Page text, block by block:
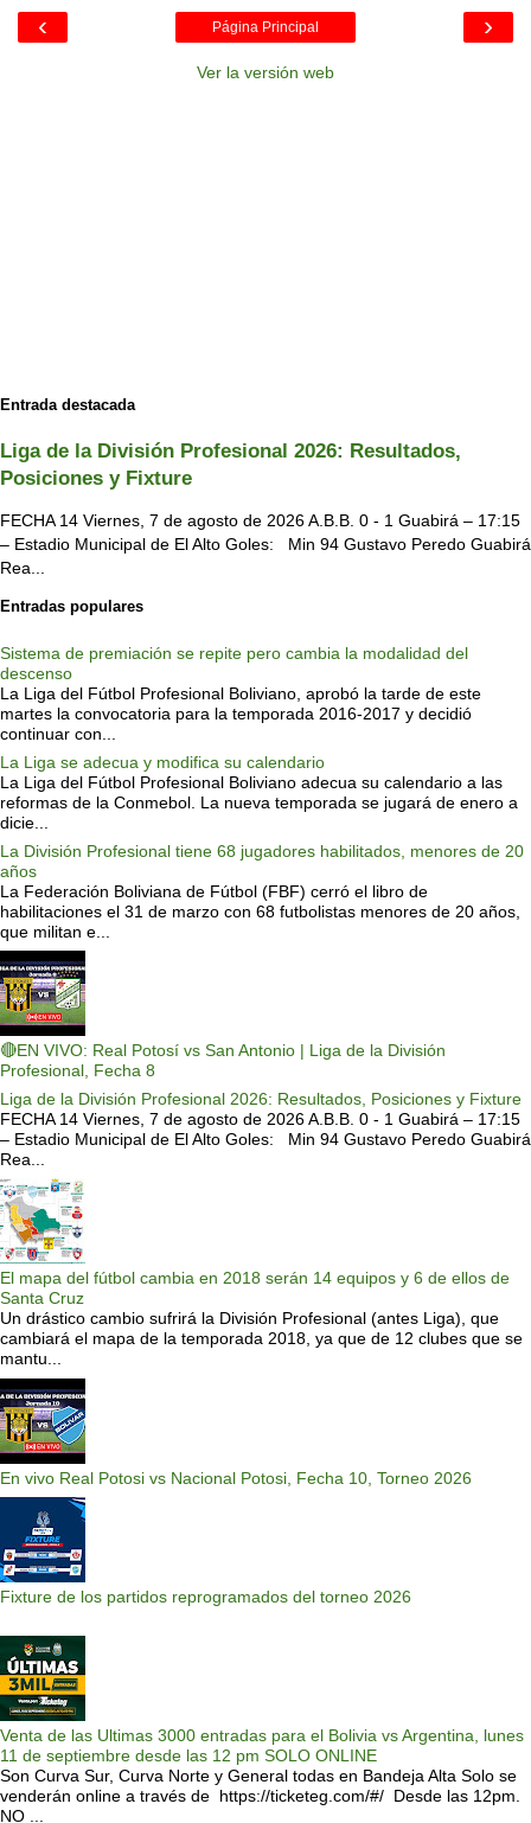
‹ ›
Página Principal
Ver la versión web
Entrada destacada
Liga de la División Profesional 2026: Resultados,
Posiciones y Fixture
FECHA 14 Viernes, 7 de agosto de 2026 A.B.B. 0 - 1 Guabirá – 17:15
– Estadio Municipal de El Alto Goles: Min 94 Gustavo Peredo Guabirá
Rea...
Entradas populares
Sistema de premiación se repite pero cambia la modalidad del
descenso
La Liga del Fútbol Profesional Boliviano, aprobó la tarde de este
martes la convocatoria para la temporada 2016-2017 y decidió
continuar con...
La Liga se adecua y modifica su calendario
La Liga del Fútbol Profesional Boliviano adecua su calendario a las
reformas de la Conmebol. La nueva temporada se jugará de enero a
dicie...
La División Profesional tiene 68 jugadores habilitados, menores de 20
años
La Federación Boliviana de Fútbol (FBF) cerró el libro de
habilitaciones el 31 de marzo con 68 futbolistas menores de 20 años,
que militan e...
🔴EN VIVO: Real Potosí vs San Antonio | Liga de la División
Profesional, Fecha 8
Liga de la División Profesional 2026: Resultados, Posiciones y Fixture
FECHA 14 Viernes, 7 de agosto de 2026 A.B.B. 0 - 1 Guabirá – 17:15
– Estadio Municipal de El Alto Goles: Min 94 Gustavo Peredo Guabirá
Rea...
El mapa del fútbol cambia en 2018 serán 14 equipos y 6 de ellos de
Santa Cruz
Un drástico cambio sufrirá la División Profesional (antes Liga), que
cambiará el mapa de la temporada 2018, ya que de 12 clubes que se
mantu...
En vivo Real Potosi vs Nacional Potosi, Fecha 10, Torneo 2026
Fixture de los partidos reprogramados del torneo 2026
Venta de las Ultimas 3000 entradas para el Bolivia vs Argentina, lunes
11 de septiembre desde las 12 pm SOLO ONLINE
Son Curva Sur, Curva Norte y General todas en Bandeja Alta Solo se
venderán online a través de https://ticketeg.com/#/ Desde las 12pm.
NO ...